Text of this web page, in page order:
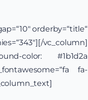
orderby=“title“
vc_column]
color: #1b1d2a
fa-